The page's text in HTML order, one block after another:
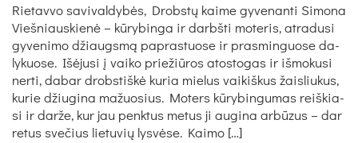
Rie­ta­vvo savivaldybės, Drobs­tų kai­me gy­ve­nan­ti Si­mo­na
Vieš­niaus­kie­nė – kū­ry­bin­ga ir darbš­ti mo­te­ris, at­ra­du­si
gy­ve­ni­mo džiaugs­mą pa­pras­tuo­se ir pra­smin­guo­se da­
ly­kuo­se. Išė­ju­si į vai­ko prie­žiū­ros ato­sto­gas ir iš­mo­ku­si
ner­ti, da­bar drobs­tiš­kė ku­ria mie­lus vai­kiš­kus žais­liu­kus,
ku­rie džiu­gi­na ma­žuo­sius. Mo­ters kū­ry­bin­gu­mas reiš­kia­
si ir dar­že, kur jau penk­tus me­tus ji au­gi­na ar­bū­zus – dar
re­tus sve­čius lie­tu­vių lys­vė­se. Kai­mo […]